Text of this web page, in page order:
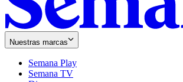
Nuestras marcas
Semana Play
Semana TV